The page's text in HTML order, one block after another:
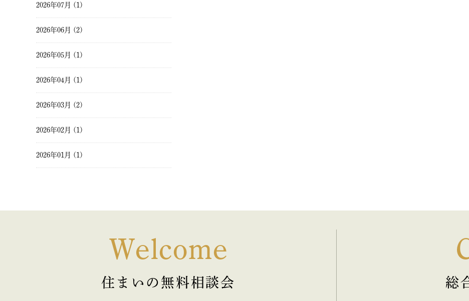
2026年07月 (1)
2026年06月 (2)
2026年05月 (1)
2026年04月 (1)
2026年03月 (2)
2026年02月 (1)
2026年01月 (1)
Welcome
住まいの無料相談会 総